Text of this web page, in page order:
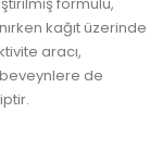
formülü,
kağıt üzerinde
aracı,
de